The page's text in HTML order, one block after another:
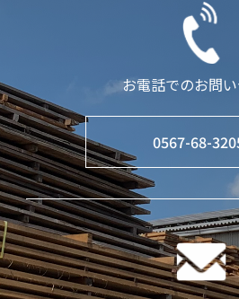
お電話でのお問
0567-68-